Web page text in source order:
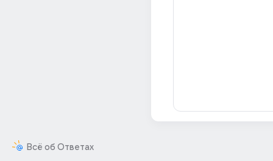
Всё об Ответах